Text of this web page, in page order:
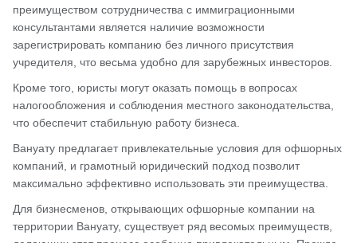
преимуществом сотрудничества с иммиграционными
консультантами является наличие возможности
зарегистрировать компанию без личного присутствия
учредителя, что весьма удобно для зарубежных инвесторов.
Кроме того, юристы могут оказать помощь в вопросах
налогообложения и соблюдения местного законодательства,
что обеспечит стабильную работу бизнеса.
Вануату предлагает привлекательные условия для офшорных
компаний, и грамотный юридический подход позволит
максимально эффективно использовать эти преимущества.
Для бизнесменов, открывающих офшорные компании на
территории Вануату, существует ряд весомых преимуществ,